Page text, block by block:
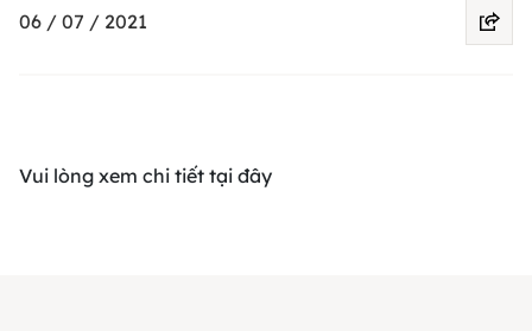
06 / 07 / 2021
Vui lòng xem chi tiết tại đây